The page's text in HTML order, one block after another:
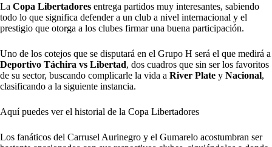
La Copa Libertadores entrega partidos muy interesantes, sabiendo
todo lo que significa defender a un club a nivel internacional y el
prestigio que otorga a los clubes firmar una buena participación.
Uno de los cotejos que se disputará en el Grupo H será el que medirá a
Deportivo Táchira vs Libertad, dos cuadros que sin ser los favoritos
de su sector, buscando complicarle la vida a River Plate y Nacional,
clasificando a la siguiente instancia.
Aquí puedes ver el historial de la Copa Libertadores
Los fanáticos del Carrusel Aurinegro y el Gumarelo acostumbran ser